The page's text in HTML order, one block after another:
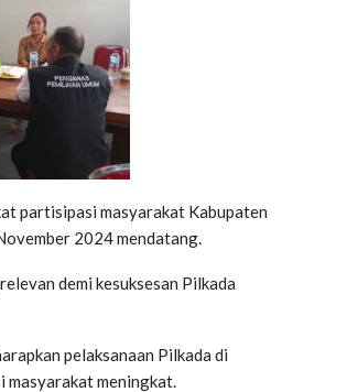
partisipasi masyarakat Kabupaten
2024 mendatang.
demi kesuksesan Pilkada
pelaksanaan Pilkada di
masyarakat meningkat.